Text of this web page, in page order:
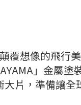
覆想像的飛行
」金屬
片，準備讓全